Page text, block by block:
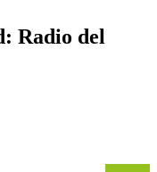
Radio del